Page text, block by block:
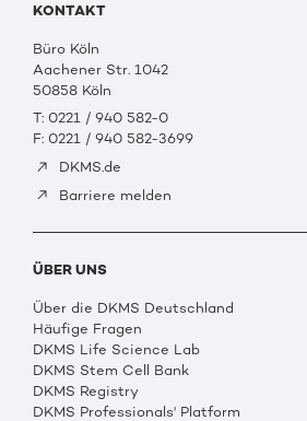
KONTAKT
Büro Köln
Aachener Str. 1042
50858 Köln
T: 0221 / 940 582-0
F: 0221 / 940 582-3699
DKMS.de
Barriere melden
ÜBER UNS
Über die DKMS Deutschland
Häufige Fragen
DKMS Life Science Lab
DKMS Stem Cell Bank
DKMS Registry
DKMS Professionals' Platform